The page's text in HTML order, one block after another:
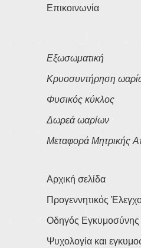
Επικοινωνία
Εξωσωματική
Κρυοσυντήρηση
Φυσικός κύκλος
Δωρεά ωαρίων
Μεταφορά Μητρικής
Αρχική σελίδα
Προγεννητικός
Οδηγός Εγκυμοσύνης
Ψυχολογία και